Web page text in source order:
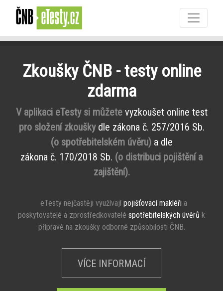
Zkoušky ČNB - testy online
zdarma
V aplikaci eTesty si můžetevyzkoušet online test
pro složení zkoušky dle zákona č. 257/2016 Sb.
(o spotřebitelském úvěru)a dle
zákona č. 170/2018 Sb. (o distribuci pojištění a
zajištění).
eTesty nejčastěji využívajípojišťovací makléři a
poskytovatelé a zprostředkovatelé spotřebitelských úvěrů k
přípravě na zkoušky odborné způsobilosti ČNB.
VÍCE INFORMACÍ